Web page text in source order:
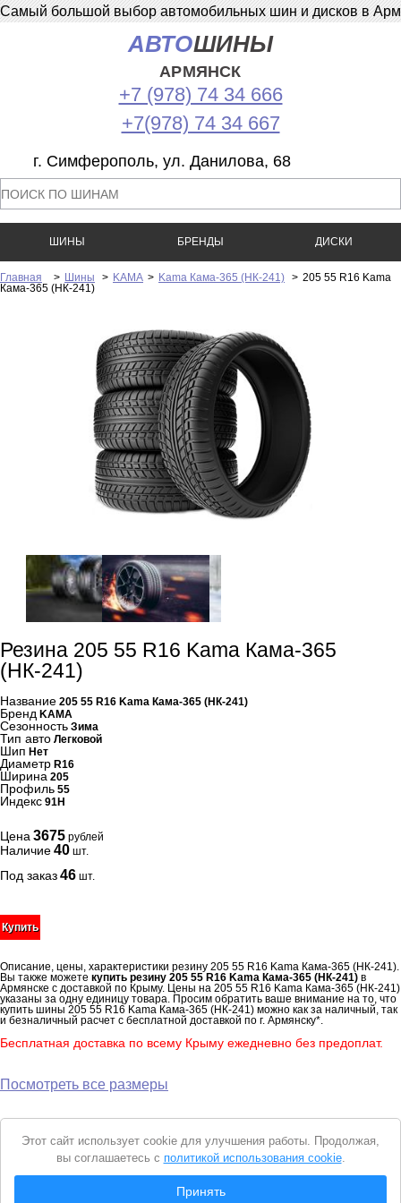
Самый большой выбор автомобильных шин и дисков в
АВТОШИНЫ
АРМЯНСК
+7 (978) 74 34 666
+7(978) 74 34 667
г. Симферополь, ул. Данилова, 68
ШИНЫ БРЕНДЫ ДИСКИ
Главная > Шины > KAMA > Kama Кама-365 (НК-241) > 205 55 R16 Kama
Кама-365 (НК-241)
Резина 205 55 R16 Kama Кама-365
(НК-241)
Название 205 55 R16 Kama Кама-365 (НК-241)
Бренд KAMA
Сезонность Зима
Тип авто Легковой
Шип Нет
Диаметр R16
Ширина 205
Профиль 55
Индекс 91H
Цена 3675 рублей
Наличие40 шт.
Под заказ46 шт.
Купить
Описание, цены, характеристики резину 205 55 R16 Kama Кама-365 (НК-241).
Вы также можете купить резину 205 55 R16 Kama Кама-365 (НК-241) в
Армянске с доставкой по Крыму. Цены на 205 55 R16 Kama Кама-365 (НК-241)
указаны за одну единицу товара. Просим обратить ваше внимание на то, что
купить шины 205 55 R16 Kama Кама-365 (НК-241) можно как за наличный, так
и безналичный расчет с бесплатной доставкой по г. Армянску*.
Бесплатная доставка по всему Крыму ежедневно без предоплат.
Посмотреть все размеры
Вся представленная на сайте информация носит справочный характер и не
Уведомление
cookie
Этот сайт использует cookie для улучшения работы. Продолжая,
вы соглашаетесь с политикой использования cookie.
Принять